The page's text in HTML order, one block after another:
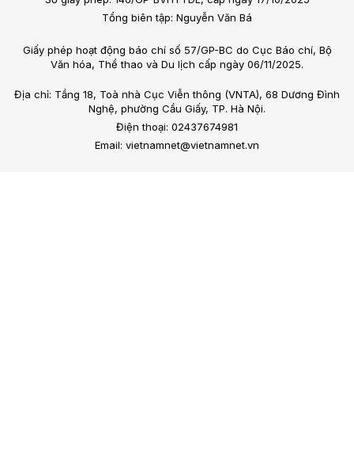
Tổng biên tập: Nguyễn Văn Bá
Giấy phép hoạt động báo chí số 57/GP-BC do Cục Báo chí, Bộ
Văn hóa, Thể thao và Du lịch cấp ngày 06/11/2025.
Địa chỉ: Tầng 18, Toà nhà Cục Viễn thông (VNTA), 68 Dương Đình
Nghệ, phường Cầu Giấy, TP. Hà Nội.
Điện thoại: 02437674981
Email: vietnamnet@vietnamnet.vn